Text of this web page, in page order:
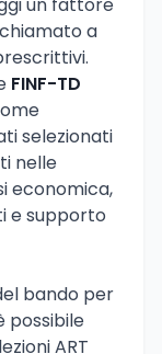
un fattore
a
FINF-TD
selezionati
nelle
economica,
e supporto
bando per
possibile
ART